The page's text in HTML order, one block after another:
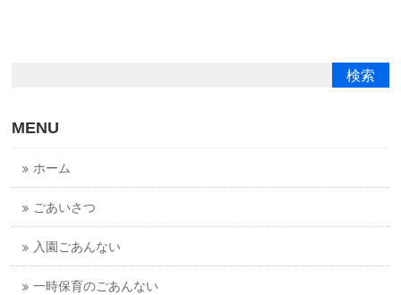
MENU
ホーム
ごあいさつ
入園ごあんない
一時保育のごあんない